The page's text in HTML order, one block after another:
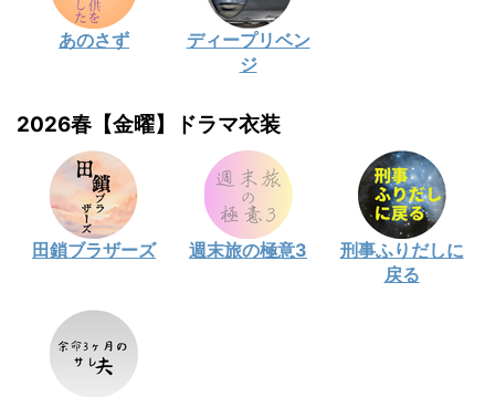
あのさず
ディープリベン
ジ
2026春【金曜】ドラマ衣装
田鎖ブラザーズ 週末旅の極意3
刑事ふりだしに
戻る